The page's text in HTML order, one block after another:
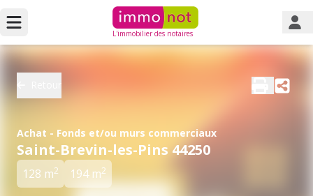
L'immobilier des notaires
Achat - Fonds et/ou murs commerciaux
Saint-Brevin-les-Pins 44250
128 m2 194 m2